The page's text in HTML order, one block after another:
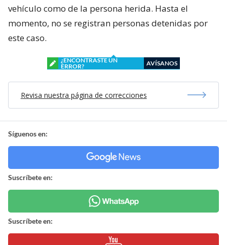
vehículo como de la persona herida. Hasta el
momento, no se registran personas detenidas por
este caso.
¿ENCONTRASTE UN
ERROR?
AVÍSANOS
Revisa nuestra página de correcciones
Síguenos en:
Suscríbete en:
Suscríbete en: